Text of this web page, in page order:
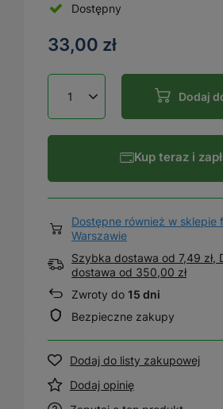
Dostępny
33,00 zł
Dodaj
Kup teraz i
Dostępne również w sklepie
Warszawie
Szybka dostawa od 7,49 zł,
dostawa od 350,00 zł
Zwroty do 15 dni
Bezpieczne zakupy
Dodaj do listy zakupowej
Dodaj opinię